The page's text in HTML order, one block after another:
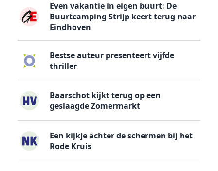
Even vakantie in eigen buurt: De
Buurtcamping Strijp keert terug naar
Eindhoven
Bestse auteur presenteert vijfde
thriller
Baarschot kijkt terug op een
geslaagde Zomermarkt
Een kijkje achter de schermen bij het
Rode Kruis